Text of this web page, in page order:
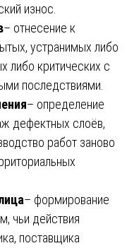
износ.
– отнесение к
устранимых либо
либо критических с
последствиями.
– определение
дефектных слоёв,
работ заново
– формирование
чьи действия
поставщика